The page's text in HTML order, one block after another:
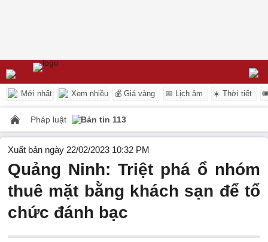
Mới nhất Xem nhiều 💰 Giá vàng 📅 Lịch âm ☀️ Thời tiết
Pháp luật Bản tin 113
Xuất bản ngày 22/02/2023 10:32 PM
Quảng Ninh: Triệt phá ổ nhóm
thuê mặt bằng khách sạn để tổ
chức đánh bạc